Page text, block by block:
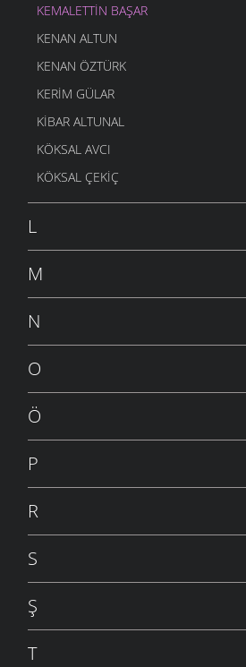
KEMALETTIN BAŞAR
KENAN ALTUN
KENAN ÖZTÜRK
KERIM GÜLAR
KIBAR ALTUNAL
KÖKSAL AVCI
KÖKSAL ÇEKIÇ
L
M
N
O
Ö
P
R
S
Ş
T